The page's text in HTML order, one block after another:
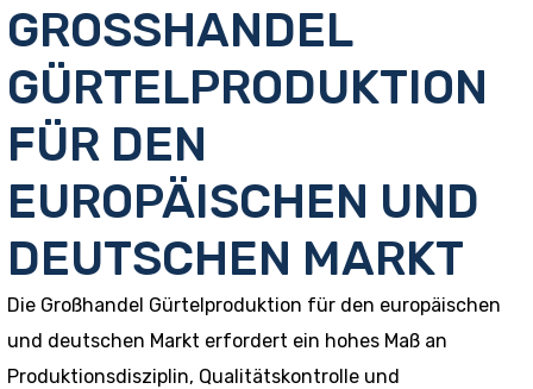
GROSSHANDEL
GÜRTELPRODUKTION
FÜR DEN
EUROPÄISCHEN UND
DEUTSCHEN MARKT
Die Großhandel Gürtelproduktion für den europäischen
und deutschen Markt erfordert ein hohes Maß an
Produktionsdisziplin, Qualitätskontrolle und